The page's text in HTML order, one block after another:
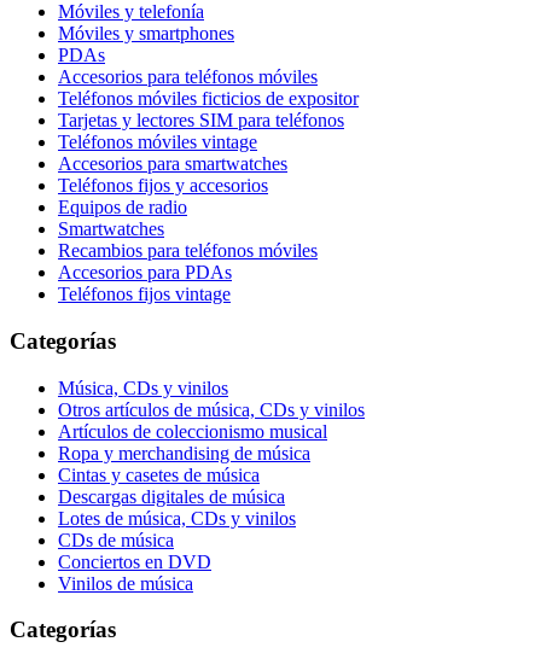
Móviles y telefonía
Móviles y smartphones
PDAs
Accesorios para teléfonos móviles
Teléfonos móviles ficticios de expositor
Tarjetas y lectores SIM para teléfonos
Teléfonos móviles vintage
Accesorios para smartwatches
Teléfonos fijos y accesorios
Equipos de radio
Smartwatches
Recambios para teléfonos móviles
Accesorios para PDAs
Teléfonos fijos vintage
Categorías
Música, CDs y vinilos
Otros artículos de música, CDs y vinilos
Artículos de coleccionismo musical
Ropa y merchandising de música
Cintas y casetes de música
Descargas digitales de música
Lotes de música, CDs y vinilos
CDs de música
Conciertos en DVD
Vinilos de música
Categorías